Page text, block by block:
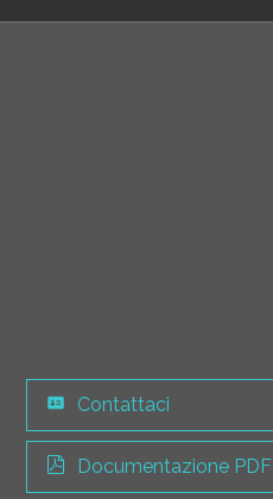
Contattaci
Documentazione PDF